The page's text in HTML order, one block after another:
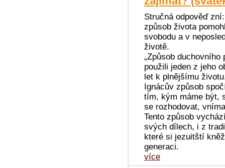
Stručná odpověď
způsob života
svobodu a v
životě.
„Způsob duchovního
použili jeden z jeho
let k plnějšímu
Ignácův způsob
tím, kým máme být,
se rozhodovat,
Tento způsob
svých dílech, i z
které si jezuitští
generaci.
více